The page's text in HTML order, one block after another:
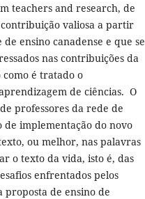
teachers and research, de
valiosa a partir
ensino canadense e que se
nas contribuições da
é tratado o
de ciências. O
professores da rede de
de implementação do novo
ou melhor, nas palavras
o texto da vida, isto é, das
enfrentados pelos
proposta de ensino de